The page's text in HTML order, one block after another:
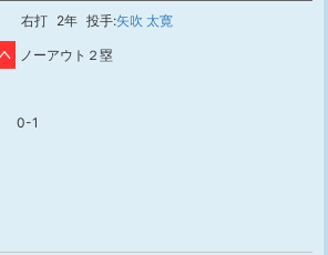
右打 2年 投手:矢吹 太寛
ノーアウト２塁
0-1